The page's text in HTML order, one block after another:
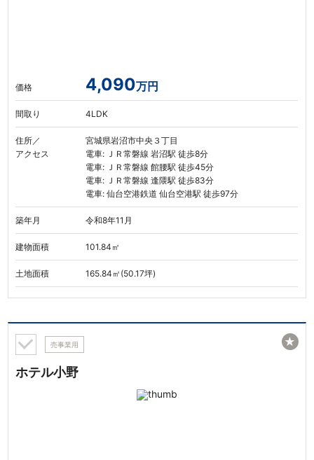
価格 4,090万円
間取り 4LDK
住所／
アクセス
宮城県岩沼市中央３丁目
電車: ＪＲ常磐線 岩沼駅 徒歩8分
電車: ＪＲ常磐線 館腰駅 徒歩45分
電車: ＪＲ常磐線 逢隈駅 徒歩83分
電車: 仙台空港鉄道 仙台空港駅 徒歩97分
築年月 令和8年11月
建物面積 101.84㎡
土地面積 165.84㎡(50.17坪)
売事業用
ホテル小野
★